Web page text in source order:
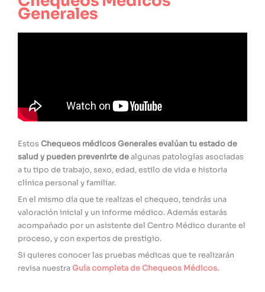
Generales
Estos Chequeos médicos Generalesevalúan tu estado de
salud y pueden prevenirte dealgunas patologías asociadas
a tu tipo de trabajo, sexo, edad, estilo de vida e historia
clínica personal y familiar.
En el mismo día que te realizas el chequeo, tendrás una
valoración inicial y un informe médico. Además estarás
acompañado por un asistente del Centro Médico durante el
proceso, y con expertos de prestigio.
Si quieres conocer las pruebas médicas que te realizarán
revisa nuestraGuía completa de Chequeos Médicos.